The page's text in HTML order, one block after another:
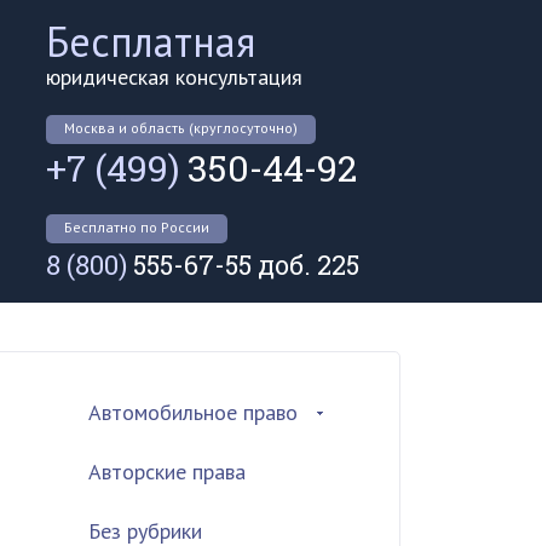
Бесплатная
юридическая консультация
Москва и область (круглосуточно)
+7 (499) 350-44-92
Бесплатно по России
8 (800) 555-67-55 доб. 225
Автомобильное право
Авторские права
Без рубрики